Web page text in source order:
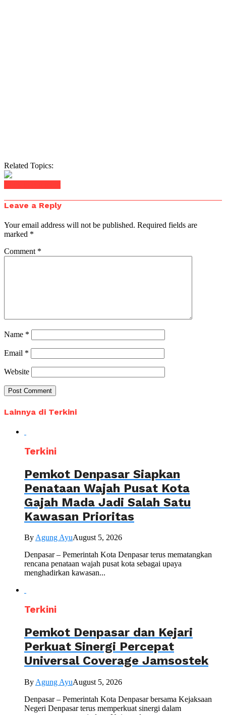
Related Topics:
Leave a Reply
Your email address will not be published. Required fields are
marked *
Comment *
Name *
Email *
Website
Lainnya di Terkini
Terkini
Pemkot Denpasar Siapkan
Penataan Wajah Pusat Kota
Gajah Mada Jadi Salah Satu
Kawasan Prioritas
ByAgung AyuAugust 5, 2026
Denpasar – Pemerintah Kota Denpasar terus mematangkan
rencana penataan wajah pusat kota sebagai upaya
menghadirkan kawasan...
Terkini
Pemkot Denpasar dan Kejari
Perkuat Sinergi Percepat
Universal Coverage Jamsostek
By Agung AyuAugust 5, 2026
Denpasar – Pemerintah Kota Denpasar bersama Kejaksaan
Negeri Denpasar terus memperkuat sinergi dalam